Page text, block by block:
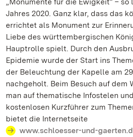
Jahres 2020. Ganz klar, dass das
errichtet als Monument zur
Liebe des württembergischen
Hauptrolle spielt. Durch den
Epidemie wurde der Start ins
der Beleuchtung der Kapelle am
nachgeholt. Beim Besuch auf
man auf thematische Infostelen
kostenlosen Kurzführer zum
bietet die Internetseite
www.schloesser-und-